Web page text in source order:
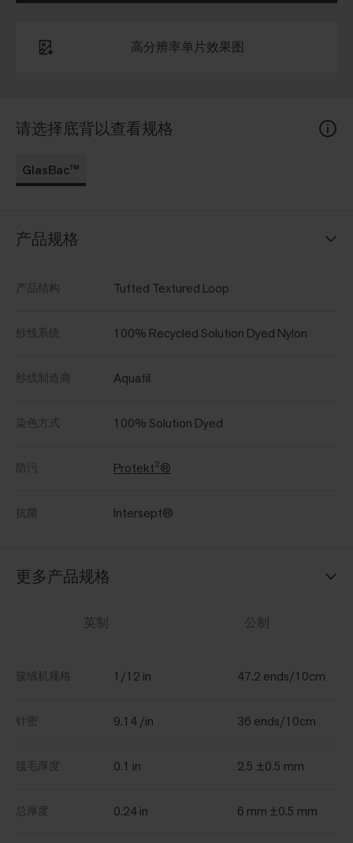
请选择底背以查看规格
GlasBac™
产品规格
产品结构 Tufted Textured Loop
纱线系统 100% Recycled Solution Dyed Nylon
纱线制造商 Aquafil
染色方式 100% Solution Dyed
防污 Protekt²®
抗菌 Intersept®
更多产品规格
英制 公制
簇绒机规格 1/12 in 47.2 ends/10cm
针密 9.14 /in 36 ends/10cm
毯毛厚度 0.1 in 2.5 ±0.5 mm
总厚度 0.24 in 6 mm ±0.5 mm
高分辨率单片效果图